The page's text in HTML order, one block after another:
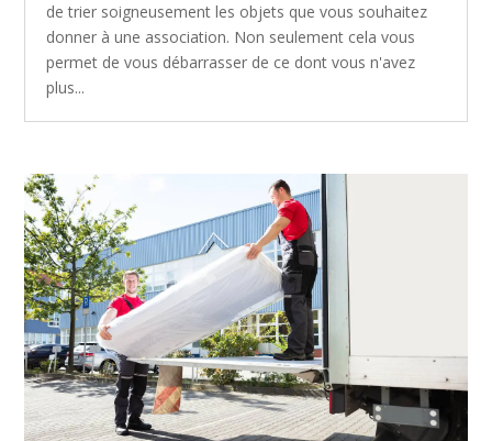
de trier soigneusement les objets que vous souhaitez
donner à une association. Non seulement cela vous
permet de vous débarrasser de ce dont vous n'avez
plus...